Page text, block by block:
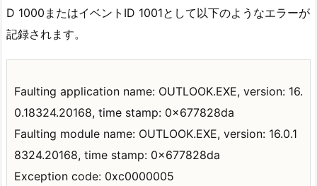
D 1000またはイベントID 1001として以下のようなエラーが
記録されます。
Faulting application name: OUTLOOK.EXE, version: 16.
0.18324.20168, time stamp: 0x677828da
Faulting module name: OUTLOOK.EXE, version: 16.0.1
8324.20168, time stamp: 0x677828da
Exception code: 0xc0000005